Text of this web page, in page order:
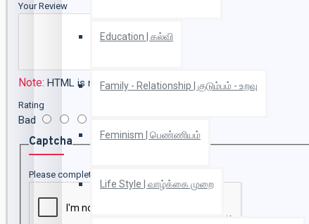
Education | கல்வி
Family - Relationship | குடும்பம் - உறவு
Feminism | பெண்ணியம்
Life Style | வாழ்க்கை முறை
Your Review
Note: HTML is not translated!
Rating
Bad
Captcha
Please complete the captcha validation below